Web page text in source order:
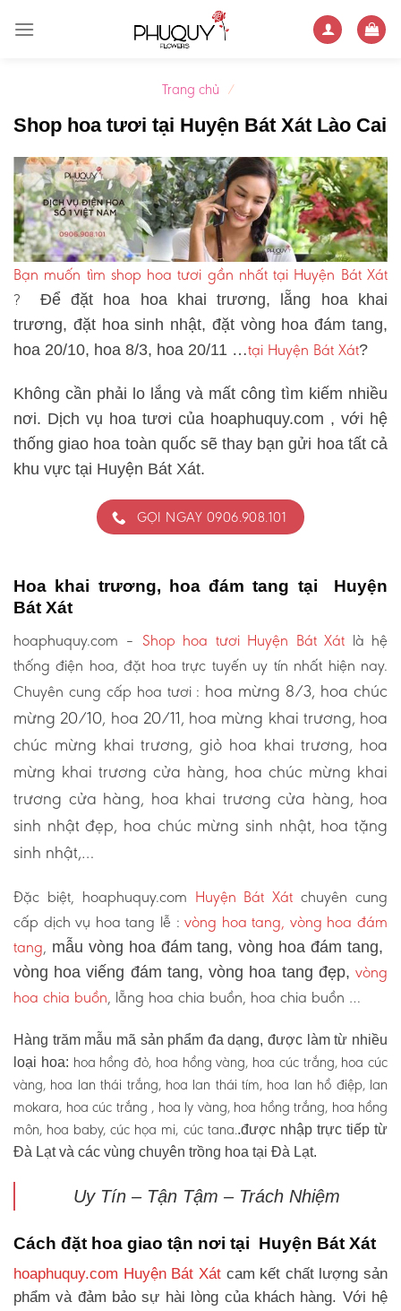
Trang chủ /
Shop hoa tươi tại Huyện Bát Xát Lào Cai
Bạn muốn tìm shop hoa tươi gần nhất tại Huyện Bát Xát
? Để đặt hoa hoa khai trương, lẵng hoa khai
trương, đặt hoa sinh nhật, đặt vòng hoa đám tang,
hoa 20/10, hoa 8/3, hoa 20/11 …tại Huyện Bát Xát?
Không cần phải lo lắng và mất công tìm kiếm nhiều
nơi. Dịch vụ hoa tươi của hoaphuquy.com , với hệ
thống giao hoa toàn quốc sẽ thay bạn gửi hoa tất cả
khu vực tại Huyện Bát Xát.
GỌI NGAY 0906.908.101
Hoa khai trương, hoa đám tang tại Huyện
Bát Xát
hoaphuquy.com – Shop hoa tươi Huyện Bát Xát là hệ
thống điện hoa, đặt hoa trực tuyến uy tín nhất hiện nay.
Chuyên cung cấp hoa tươi : hoa mừng 8/3, hoa chúc
mừng 20/10, hoa 20/11, hoa mừng khai trương, hoa
chúc mừng khai trương, giỏ hoa khai trương, hoa
mừng khai trương cửa hàng, hoa chúc mừng khai
trương cửa hàng, hoa khai trương cửa hàng, hoa
sinh nhật đẹp, hoa chúc mừng sinh nhật, hoa tặng
sinh nhật,…
Đặc biệt, hoaphuquy.com Huyện Bát Xát chuyên cung
cấp dịch vụ hoa tang lễ :vòng hoa tang, vòng hoa đám
tang, mẫu vòng hoa đám tang, vòng hoa đám tang,
vòng hoa viếng đám tang, vòng hoa tang đẹp, vòng
hoa chia buồn, lẵng hoa chia buồn, hoa chia buồn …
Hàng trăm mẫu mã sản phẩm đa dạng, được làm từ nhiều
loại hoa: hoa hồng đỏ, hoa hồng vàng, hoa cúc trắng, hoa cúc
vàng, hoa lan thái trắng, hoa lan thái tím, hoa lan hồ điệp, lan
mokara, hoa cúc trắng , hoa ly vàng, hoa hồng trắng, hoa hồng
môn, hoa baby, cúc họa mi, cúc tana..được nhập trực tiếp từ
Đà Lạt và các vùng chuyên trồng hoa tại Đà Lạt.
Uy Tín – Tận Tậm – Trách Nhiệm
Cách đặt hoa giao tận nơi tại Huyện Bát Xát
hoaphuquy.com Huyện Bát Xátcam kết chất lượng sản
phẩm và đảm bảo sự hài lòng của khách hàng. Với hệ